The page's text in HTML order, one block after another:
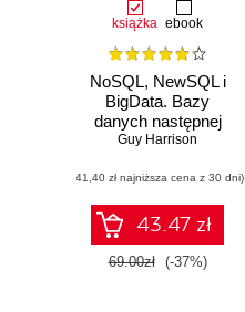
książka ebook
NoSQL, NewSQL i
BigData. Bazy
danych następnej
generacji
Guy Harrison
(41,40 zł najniższa cena z 30 dni)
43.47 zł
69.00zł (-37%)